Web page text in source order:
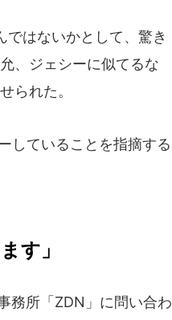
はないかとして、驚き
、ジェシーに似てるな
られた。
していることを指摘する
す」
務所「ZDN」に問い合わ